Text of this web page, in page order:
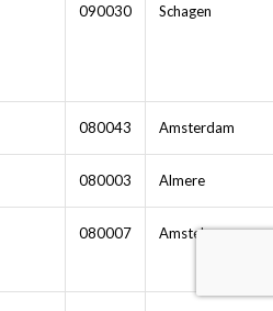
090030 Schagen
080043 Amsterdam
080003 Almere
080007 Amstelveen